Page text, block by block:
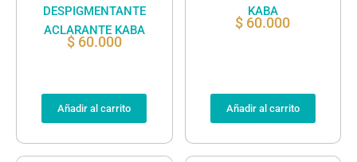
DESPIGMENTANTE
ACLARANTE KABA
$60.000
Añadir al carrito
KABA
$ 60.000
Añadir al carrito